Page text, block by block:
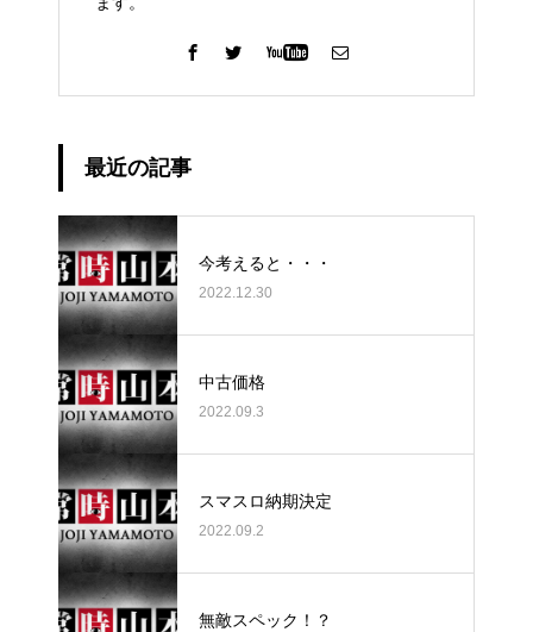
最近の記事
今考えると・・・
2022.12.30
中古価格
2022.09.3
スマスロ納期決定
2022.09.2
無敵スペック！？